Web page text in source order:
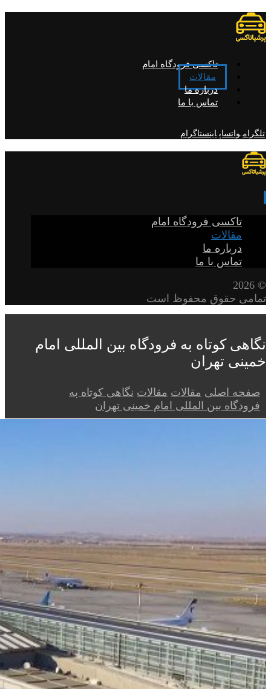
تاکسی فرودگاه امام
مقالات
درباره ما
تماس با ما
تلگرام واتساپ اینستاگرام
تاکسی فرودگاه امام
مقالات
درباره ما
تماس با ما
© 2026
تمامی حقوق محفوظ است
نگاهی کوتاه به فرودگاه بین المللی امام
خمینی تهران
صفحه اصلی مقالات مقالات نگاهی کوتاه به
فرودگاه بین المللی امام خمینی تهران